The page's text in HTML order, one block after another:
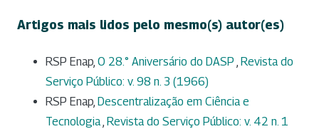
Artigos mais lidos pelo mesmo(s) autor(es)
RSP Enap, O 28.° Aniversário do DASP Revista do
Serviço Público: v. 98 n. 3 (1966)
RSP Enap, Descentralização em Ciência e
Tecnologia Revista do Serviço Público: v. 42 n. 1